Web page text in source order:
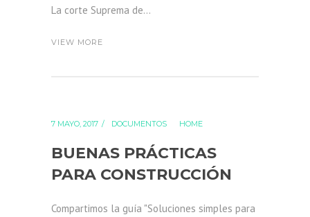
La corte Suprema de...
VIEW MORE
7 MAYO, 2017 DOCUMENTOS HOME
BUENAS PRÁCTICAS
PARA CONSTRUCCIÓN
Compartimos la guía "Soluciones simples para